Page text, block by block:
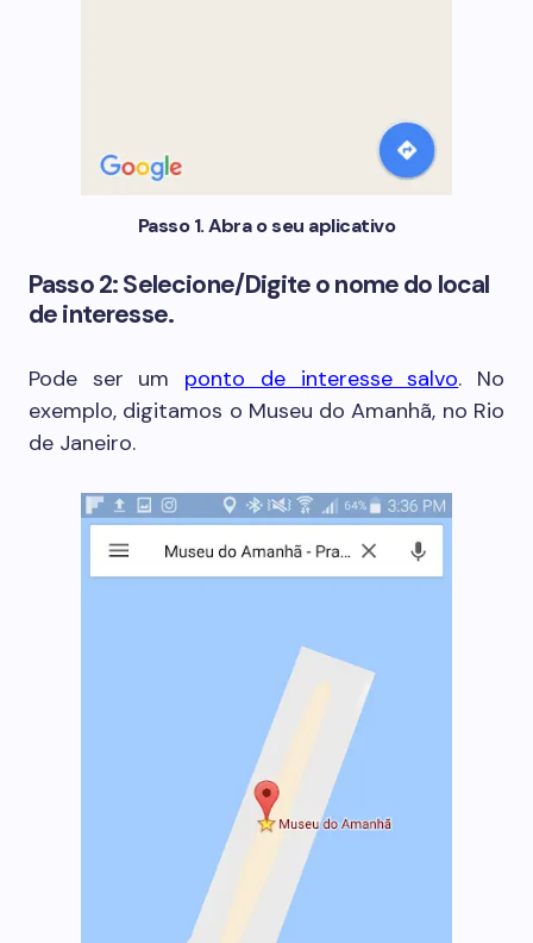
Passo 1. Abra o seu aplicativo
Passo 2: Selecione/Digite o nome do local
de interesse.
Pode ser um ponto de interesse salvo. No
exemplo, digitamos o Museu do Amanhã, no Rio
de Janeiro.